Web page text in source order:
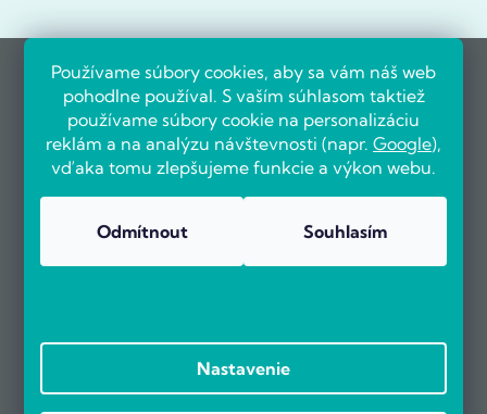
Používame súbory cookies, aby sa vám náš web
pohodlne používal. S vaším súhlasom taktiež
používame súbory cookie na personalizáciu
reklám a na analýzu návštevnosti (napr. Google),
vďaka tomu zlepšujeme funkcie a výkon webu.
Odmítnout Souhlasím
Nastavenie